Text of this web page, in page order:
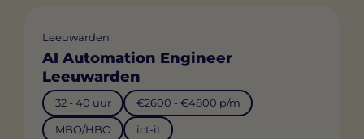
Leeuwarden
AI Automation Engineer
Leeuwarden
32 - 40 uur €2600 - €4800 p/m
MBO/HBO ict-it